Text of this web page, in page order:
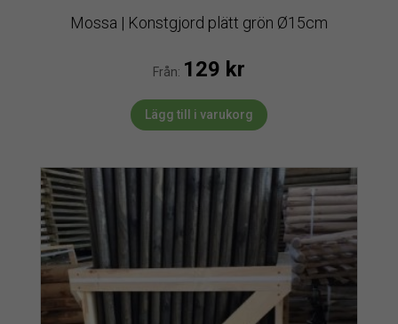
Mossa | Konstgjord plätt grön Ø15cm
Från: 129 kr
Lägg till i varukorg